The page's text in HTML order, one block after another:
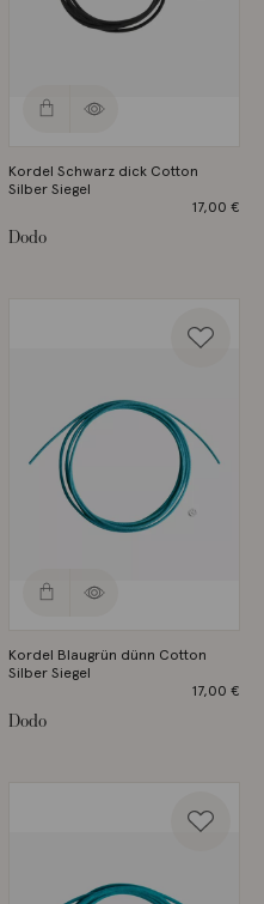
Kordel Schwarz dick Cotton
Silber Siegel
17,00 €
Dodo
Kordel Blaugrün dünn Cotton
Silber Siegel
17,00 €
Dodo